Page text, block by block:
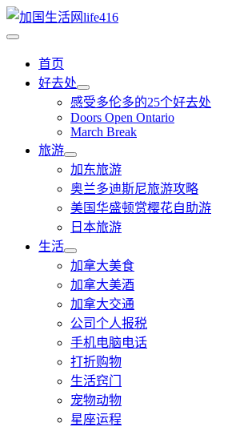
首页
好去处
感受多伦多的25个好去处
Doors Open Ontario
March Break
旅游
加东旅游
奥兰多迪斯尼旅游攻略
美国华盛顿赏樱花自助游
日本旅游
生活
加拿大美食
加拿大美酒
加拿大交通
公司个人报税
手机电脑电话
打折购物
生活窍门
宠物动物
星座运程